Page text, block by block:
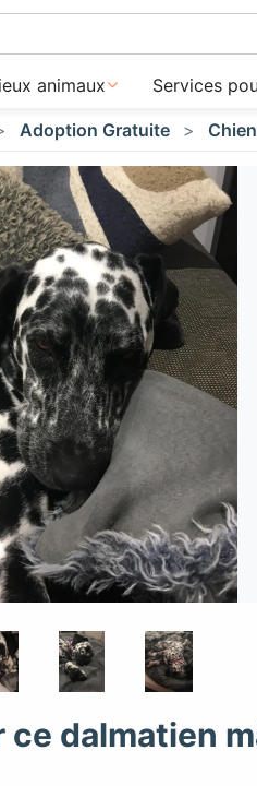
animaux Services
Adoption Gratuite Chien
dalmatien